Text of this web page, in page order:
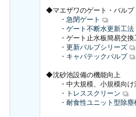
◆マエザワのゲート・バルブ
・急閉ゲート
・ゲート不断水更新工法
・ゲート止水板簡易交換
・更新バルブシリーズ
・キャパテックバルブ
◆沈砂池設備の機能向上
・中大規模、小規模向け
・トレススクリーン
・耐食性ユニット型除塵